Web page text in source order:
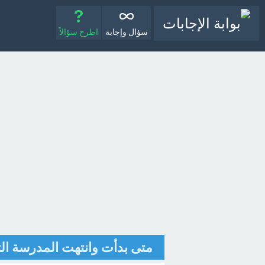
سؤال وإجابة اطرح سؤالاً
متى بدأت وانتهت المدرسة